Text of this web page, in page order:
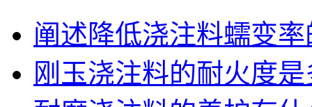
阐述降低浇注料蠕变
刚玉浇注料的耐火度